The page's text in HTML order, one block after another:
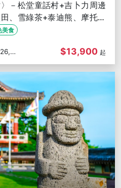
－松堂童話村+吉卜力周邊
、雪綠茶+泰迪熊、摩托車
美食
$13,900 起